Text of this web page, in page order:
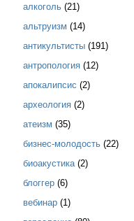
алкоголь (21)
альтруизм (14)
антикультисты (191)
антропология (12)
апокалипсис (2)
археология (2)
атеизм (35)
бизнес-молодость (22)
биоакустика (2)
блоггер (6)
вебинар (1)